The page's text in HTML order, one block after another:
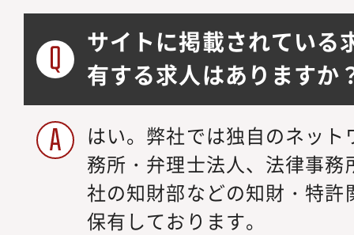
サイトに掲載されている
有する求人はありますか
はい。弊社では独自のネッ
務所・弁理士法人、法律事
社の知財部などの知財・特
保有しております。